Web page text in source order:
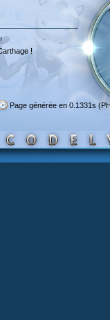
!
Page générée en 0.1331s